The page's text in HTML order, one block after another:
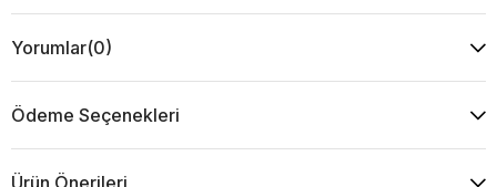
Yorumlar(0)
Ödeme Seçenekleri
Ürün Önerileri